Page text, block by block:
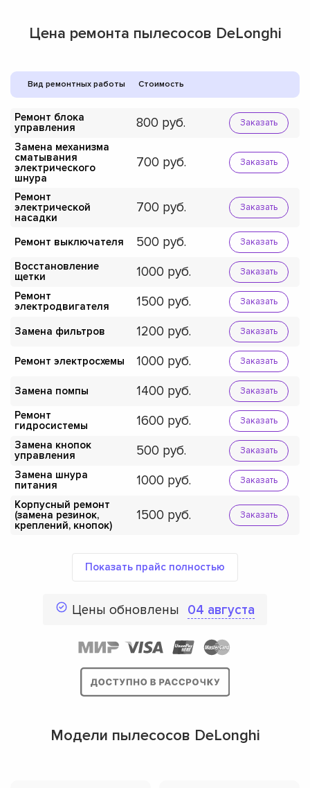
Цена ремонта пылесосов DeLonghi
Вид ремонтных работы Стоимость
Ремонт блока
управления
800 Заказать
Замена механизма
сматывания
электрического
шнура
700 Заказать
Ремонт
электрической
насадки
700 Заказать
Ремонт выключателя 500 Заказать
Восстановление
щетки
1000 Заказать
Ремонт
электродвигателя
1500 Заказать
Замена фильтров 1200 Заказать
Ремонт электросхемы 1000 Заказать
Замена помпы 1400 Заказать
Ремонт
гидросистемы
1600 Заказать
Замена кнопок
управления
500 Заказать
Замена шнура
питания
1000 Заказать
Корпусный ремонт
(замена резинок,
креплений, кнопок)
1500 Заказать
Показать прайс полностью
Цены обновлены 04 августа
Модели пылесосов DeLonghi